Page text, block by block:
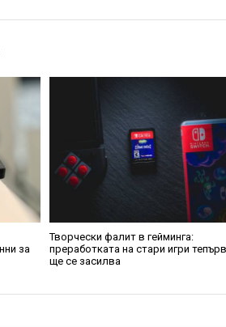
за
Творчески фалит в гейминга:
преработката на стари игри
ще се засилва